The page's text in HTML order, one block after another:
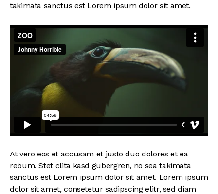
takimata sanctus est Lorem ipsum dolor sit amet.
At vero eos et accusam et justo duo dolores et ea
rebum. Stet clita kasd gubergren, no sea takimata
sanctus est Lorem ipsum dolor sit amet. Lorem ipsum
dolor sit amet, consetetur sadipscing elitr, sed diam